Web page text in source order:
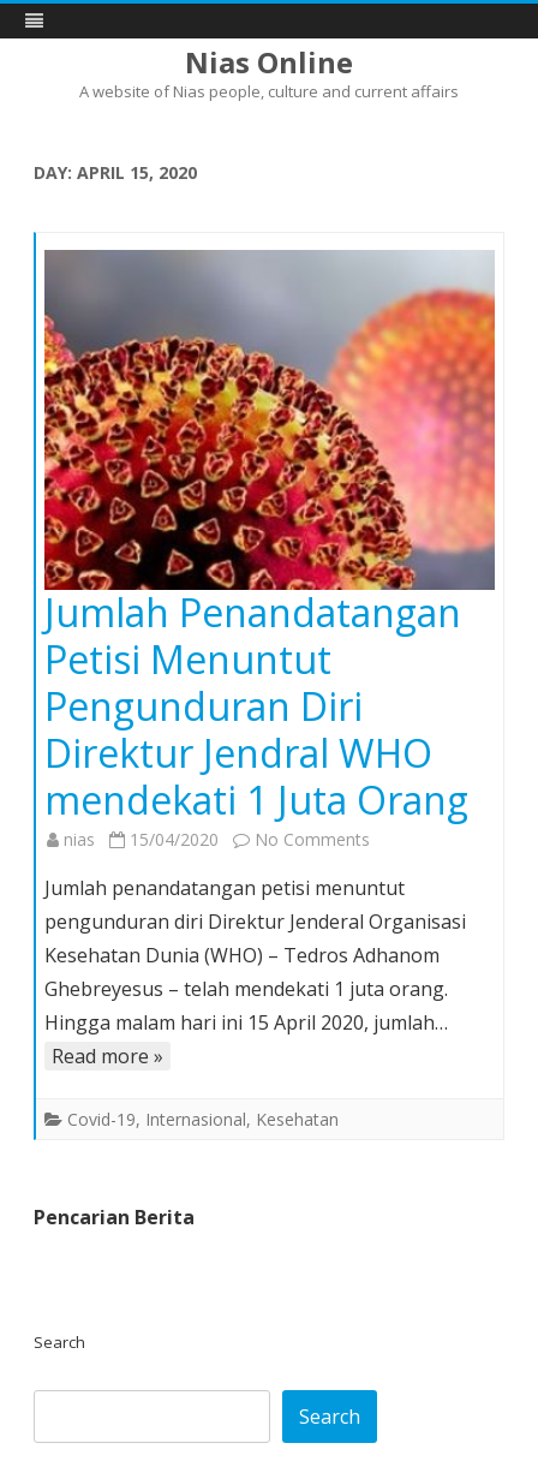
Nias Online
A website of Nias people, culture and current affairs
DAY: APRIL 15, 2020
Jumlah Penandatangan
Petisi Menuntut
Pengunduran Diri
Direktur Jendral WHO
mendekati 1 Juta Orang
nias 15/04/2020 No Comments
Penandatangan
Petisi
Menuntut
Pengunduran
Diri
Jumlah penandatangan petisi menuntut
pengunduran diri Direktur Jenderal Organisasi
Kesehatan Dunia (WHO) – Tedros Adhanom
Ghebreyesus – telah mendekati 1 juta orang.
Hingga malam hari ini 15 April 2020, jumlah…
Read more »
Covid-19, Internasional, Kesehatan
Pencarian Berita
Search
Search